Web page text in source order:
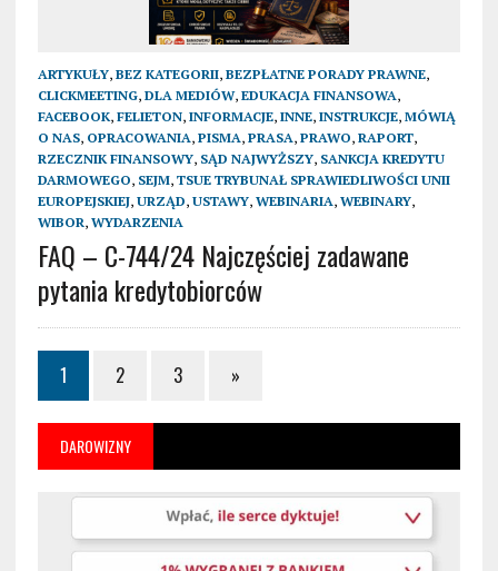
ARTYKUŁY, BEZ KATEGORII, BEZPŁATNE PORADY PRAWNE,
CLICKMEETING, DLA MEDIÓW, EDUKACJA FINANSOWA,
FACEBOOK, FELIETON, INFORMACJE, INNE, INSTRUKCJE, MÓWIĄ
O NAS, OPRACOWANIA, PISMA, PRASA, PRAWO, RAPORT,
RZECZNIK FINANSOWY, SĄD NAJWYŻSZY, SANKCJA KREDYTU
DARMOWEGO, SEJM, TSUE TRYBUNAŁ SPRAWIEDLIWOŚCI UNII
EUROPEJSKIEJ, URZĄD, USTAWY, WEBINARIA, WEBINARY,
WIBOR, WYDARZENIA
FAQ – C-744/24 Najczęściej zadawane
pytania kredytobiorców
1 2 3 »
DAROWIZNY